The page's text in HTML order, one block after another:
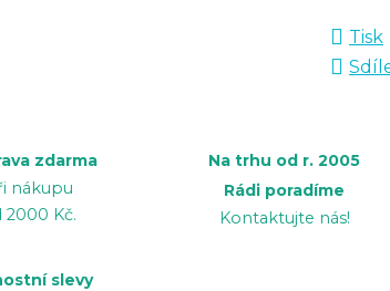
Tisk
zdarma
nákupu
2000 Kč.
Na trhu od r. 2005
Rádi poradíme
Kontaktujte nás!
slevy